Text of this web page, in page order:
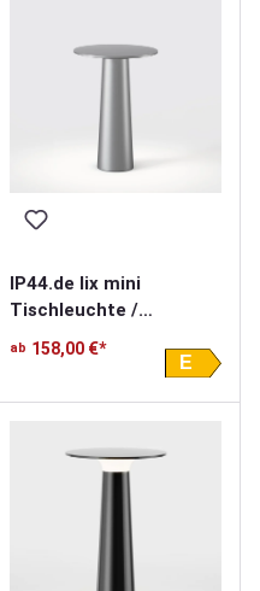
5 von 5 Sternen
IP44.de lix mini
Tischleuchte /
Akkuleuchte - mit
Charging Base
ab 158,00 €*
E